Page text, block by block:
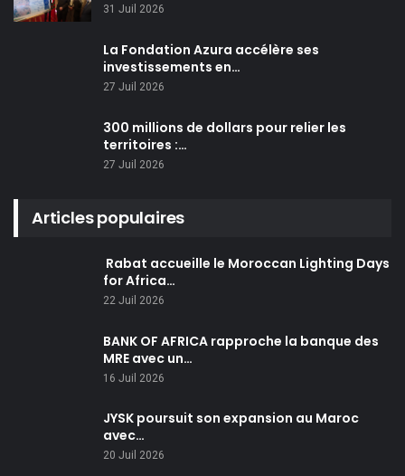
31 Juil 2026
La Fondation Azura accélère ses
investissements en…
27 Juil 2026
300 millions de dollars pour relier les
territoires :…
27 Juil 2026
Articles populaires
Rabat accueille le Moroccan Lighting Days
for Africa…
22 Juil 2026
BANK OF AFRICA rapproche la banque des
MRE avec un…
16 Juil 2026
JYSK poursuit son expansion au Maroc
avec…
20 Juil 2026